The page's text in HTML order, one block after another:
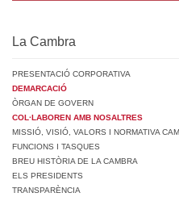
La Cambra
PRESENTACIÓ CORPORATIVA
DEMARCACIÓ
ÒRGAN DE GOVERN
COL·LABOREN AMB NOSALTRES
MISSIÓ, VISIÓ, VALORS I NORMATIVA
FUNCIONS I TASQUES
BREU HISTÒRIA DE LA CAMBRA
ELS PRESIDENTS
TRANSPARÈNCIA